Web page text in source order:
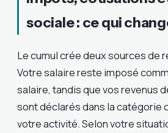
sociale : ce qui
Le cumul crée deux sources de
Votre salaire reste imposé
salaire, tandis que vos revenus
sont déclarés dans la catégorie
votre activité. Selon votre